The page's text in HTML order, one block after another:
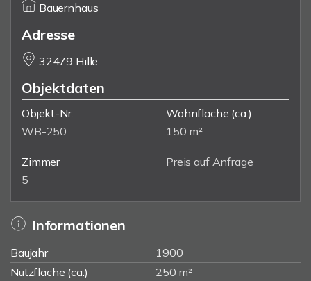
Bauernhaus
Adresse
32479 Hille
Objektdaten
Objekt-Nr.
WB-250
Wohnfläche (ca.)
150 m²
Zimmer
5
Preis auf Anfrage
Informationen
Baujahr
1900
Nutzfläche (ca.)
250 m²